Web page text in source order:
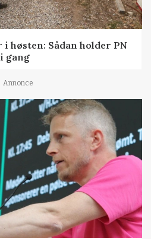
høsten: Sådan holder PN
gang
Annonce